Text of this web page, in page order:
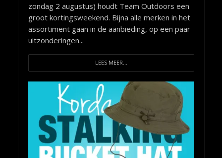
zondag 2 augustus) houdt Team Outdoors een
groot kortingsweekend. Bijna alle merken in het
assortiment gaan in de aanbieding, op een paar
uitzonderingen...
LEES MEER...